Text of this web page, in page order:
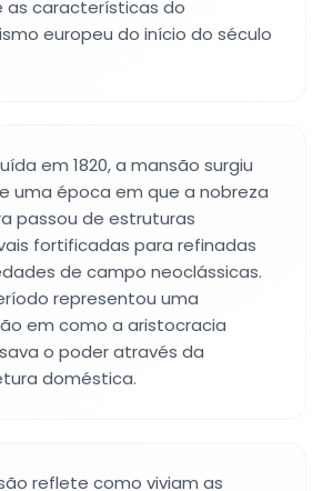
as características do
europeu do início do século
em 1820, a mansão surgiu
uma época em que a nobreza
passou de estruturas
fortificadas para refinadas
de campo neoclássicas.
representou uma
em como a aristocracia
o poder através da
doméstica.
reflete como viviam as